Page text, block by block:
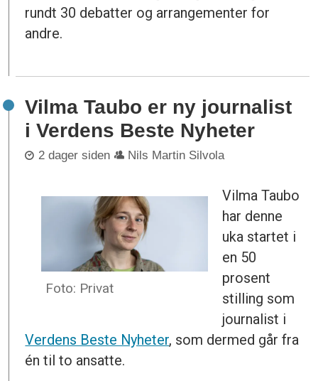
rundt 30 debatter og arrangementer for
andre.
Vilma Taubo er ny journalist
i Verdens Beste Nyheter
2 dager siden Nils Martin Silvola
Foto: Privat
Vilma Taubo
har denne
uka startet i
en 50
prosent
stilling som
journalist i
Verdens Beste Nyheter, som dermed går fra
én til to ansatte.